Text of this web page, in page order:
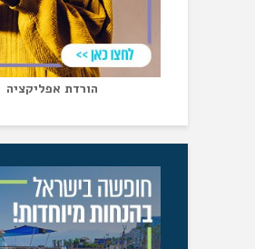
הורדת אפליקציה